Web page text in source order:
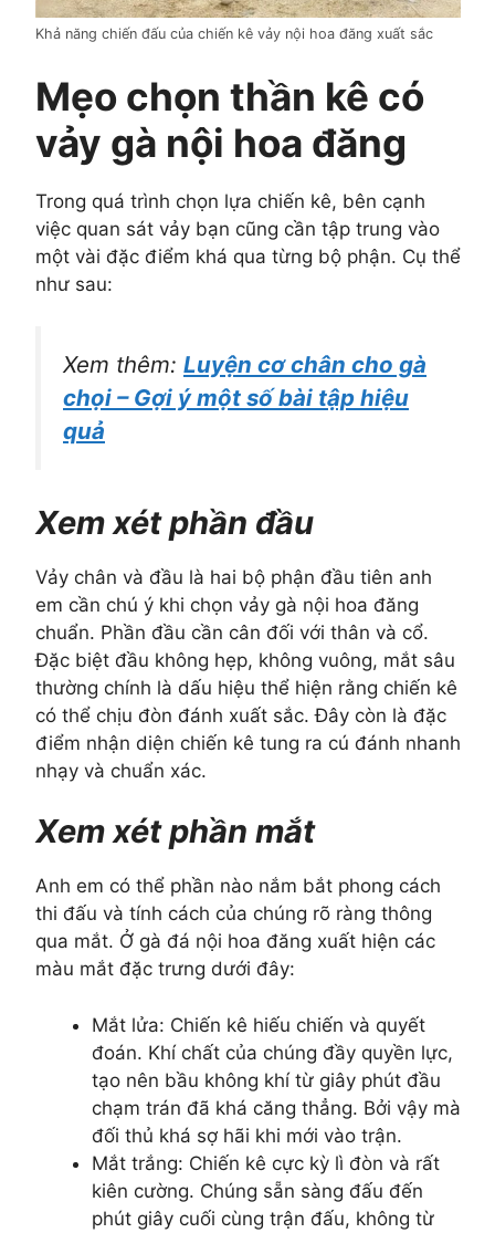
Khả năng chiến đấu của chiến kê vảy nội hoa đăng xuất sắc
Mẹo chọn thần kê có
vảy gà nội hoa đăng
Trong quá trình chọn lựa chiến kê, bên cạnh
việc quan sát vảy bạn cũng cần tập trung vào
một vài đặc điểm khá qua từng bộ phận. Cụ thể
như sau:
Xem thêm: Luyện cơ chân cho gà
chọi – Gợi ý một số bài tập hiệu
quả
Xem xét phần đầu
Vảy chân và đầu là hai bộ phận đầu tiên anh
em cần chú ý khi chọn vảy gà nội hoa đăng
chuẩn. Phần đầu cần cân đối với thân và cổ.
Đặc biệt đầu không hẹp, không vuông, mắt sâu
thường chính là dấu hiệu thể hiện rằng chiến kê
có thể chịu đòn đánh xuất sắc. Đây còn là đặc
điểm nhận diện chiến kê tung ra cú đánh nhanh
nhạy và chuẩn xác.
Xem xét phần mắt
Anh em có thể phần nào nắm bắt phong cách
thi đấu và tính cách của chúng rõ ràng thông
qua mắt. Ở gà đá nội hoa đăng xuất hiện các
màu mắt đặc trưng dưới đây:
Mắt lửa: Chiến kê hiếu chiến và quyết
đoán. Khí chất của chúng đầy quyền lực,
tạo nên bầu không khí từ giây phút đầu
chạm trán đã khá căng thẳng. Bởi vậy mà
đối thủ khá sợ hãi khi mới vào trận.
Mắt trắng: Chiến kê cực kỳ lì đòn và rất
kiên cường. Chúng sẵn sàng đấu đến
phút giây cuối cùng trận đấu, không từ